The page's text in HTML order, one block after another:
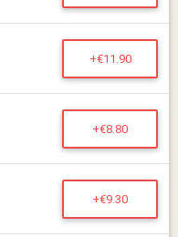
+€11.90
+€8.80
+€9.30